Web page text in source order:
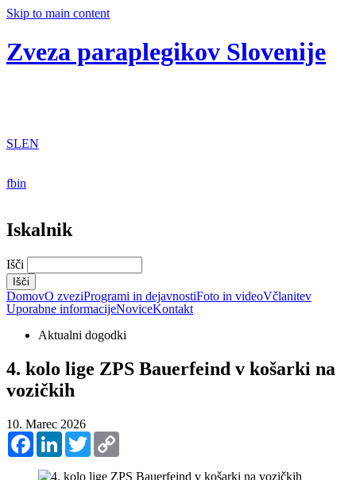
Skip to main content
Zveza paraplegikov Slovenije
SLEN
fbin
Iskalnik
Išči
DomovO zveziProgrami in dejavnostiFoto in videoVčlanitev
Uporabne informacijeNoviceKontakt
Aktualni dogodki
4. kolo lige ZPS Bauerfeind v košarki na
vozičkih
10. Marec 2026
FacebookLinkedInTwitter